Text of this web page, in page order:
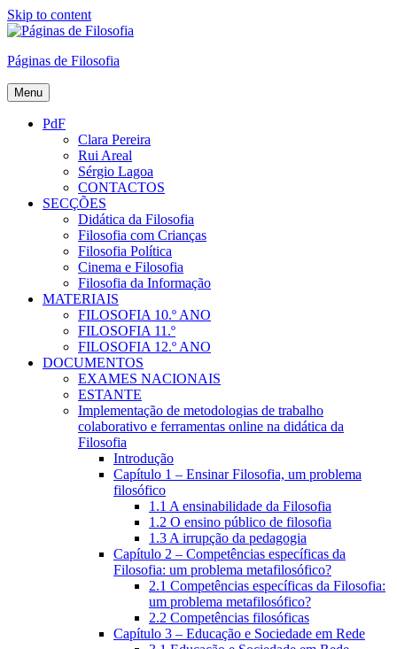
Skip to content
Páginas de Filosofia
Menu
PdF
Clara Pereira
Rui Areal
Sérgio Lagoa
CONTACTOS
SECÇÕES
Didática da Filosofia
Filosofia com Crianças
Filosofia Política
Cinema e Filosofia
Filosofia da Informação
MATERIAIS
FILOSOFIA 10.º ANO
FILOSOFIA 11.º
FILOSOFIA 12.º ANO
DOCUMENTOS
EXAMES NACIONAIS
ESTANTE
Implementação de metodologias de trabalho
colaborativo e ferramentas online na didática da
Filosofia
Introdução
Capítulo 1 – Ensinar Filosofia, um problema
filosófico
1.1 A ensinabilidade da Filosofia
1.2 O ensino público de filosofia
1.3 A irrupção da pedagogia
Capítulo 2 – Competências específicas da
Filosofia: um problema metafilosófico?
2.1 Competências específicas da Filosofia:
um problema metafilosófico?
2.2 Competências filosóficas
Capítulo 3 – Educação e Sociedade em Rede